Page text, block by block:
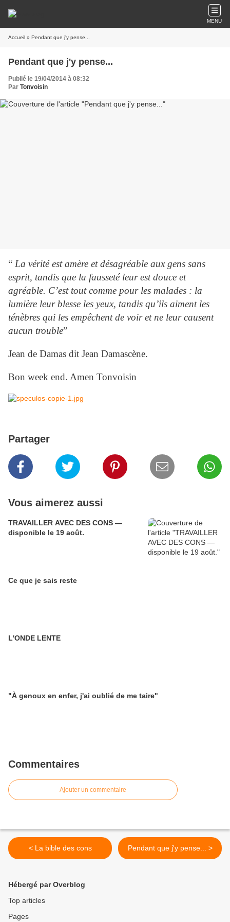
MENU
Accueil » Pendant que j'y pense...
Pendant que j'y pense...
Publié le 19/04/2014 à 08:32
Par Tonvoisin
“ La vérité est amère et désagréable aux gens sans
esprit, tandis que la fausseté leur est douce et
agréable. C’est tout comme pour les malades : la
lumière leur blesse les yeux, tandis qu’ils aiment les
ténèbres qui les empêchent de voir et ne leur causent
aucun trouble”
Jean de Damas dit Jean Damascène.
Bon week end. Amen Tonvoisin
Partager
Vous aimerez aussi
TRAVAILLER AVEC DES CONS —
disponible le 19 août.
Ce que je sais reste
L'ONDE LENTE
"À genoux en enfer, j'ai oublié de me taire"
Commentaires
Ajouter un commentaire
< La bible des cons Pendant que j'y pense... >
Hébergé par Overblog
Top articles
Pages